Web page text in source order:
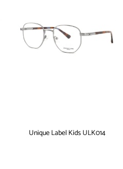
Unique Label Kids ULK014